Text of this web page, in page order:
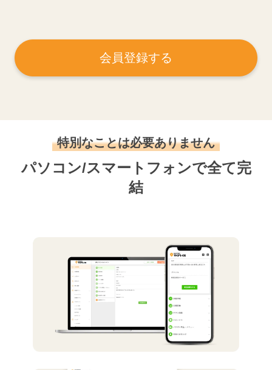
会員登録する
特別なことは必要ありません
パソコン/スマートフォンで全て完
結